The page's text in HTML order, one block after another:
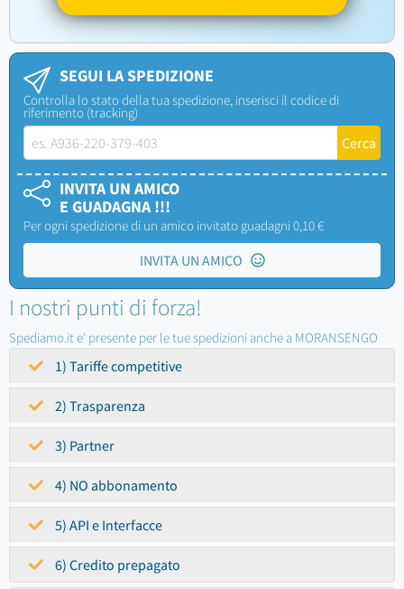
SEGUI LA SPEDIZIONE
Controlla lo stato della tua spedizione, inserisci il codice di
riferimento (tracking)
INVITA UN AMICO
E GUADAGNA !!!
Per ogni spedizione di un amico invitato guadagni 0,10 €
INVITA UN AMICO
I nostri punti di forza!
Spediamo.it e' presente per le tue spedizioni anche a MORANSENGO
1) Tariffe competitive
2) Trasparenza
3) Partner
4) NO abbonamento
5) API e Interfacce
6) Credito prepagato